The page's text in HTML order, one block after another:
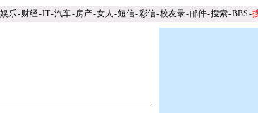
娱乐-财经-IT-汽车-房产-女人 -短信-彩信-校友录-邮件-搜索-BBS-